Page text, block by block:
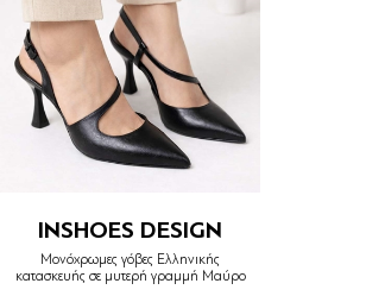
INSHOES DESIGN
Μονόχρωμες γόβες Ελληνικής
κατασκευής σε μυτερή γραμμή Μαύρο